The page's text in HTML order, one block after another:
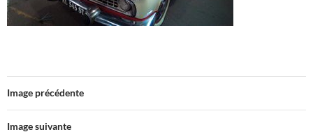
Image précédente
Image suivante